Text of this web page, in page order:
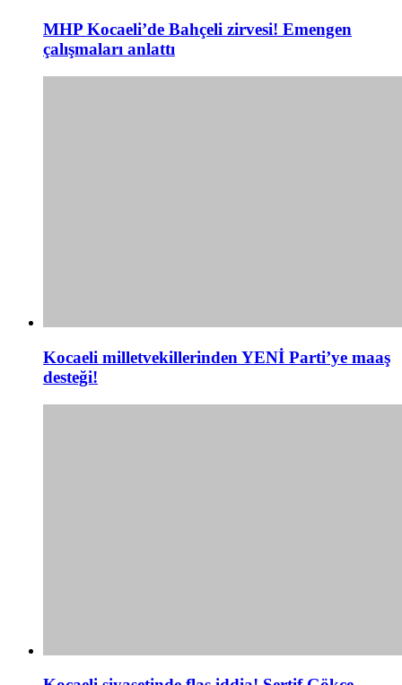
MHP Kocaeli’de Bahçeli zirvesi! Emengen
çalışmaları anlattı
Kocaeli milletvekillerinden YENİ Parti’ye maaş
desteği!